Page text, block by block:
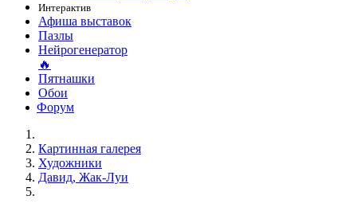
Интерактив
Афиша выставок
Пазлы
Нейрогенератор
🔥
Пятнашки
Обои
Форум
Картинная галерея
Художники
Давид, Жак-Луи